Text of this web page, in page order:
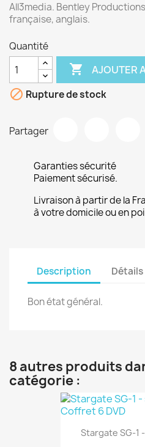
All3media. Bentley
française, anglais.
Quantité
 AJOUTER
 Rupture de stock
Partager
Garanties sécurité
Paiement sécurisé.
Livraison à partir de la
à votre domicile ou en
Description
Bon état général.
8 autres produits
catégorie :
Stargate SG-1